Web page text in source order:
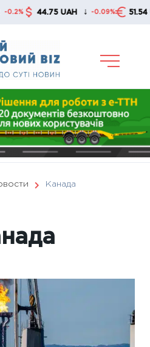
UAH ↓ -0.09% 51.54 UAH ↓ -0.2%
Канада